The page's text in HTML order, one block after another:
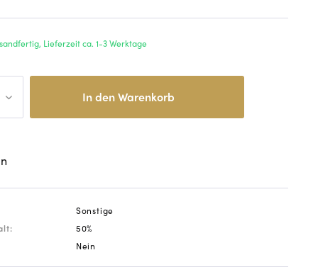
Lieferzeit ca. 1-3 Werktage
In denWarenkorb
Sonstige
50%
Nein